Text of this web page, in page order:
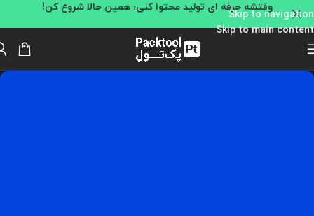
Skip to navigation
Skip to main content
وقتشه حرفه ای تولید محتوا کنی؛ همین حالا شروع کن!